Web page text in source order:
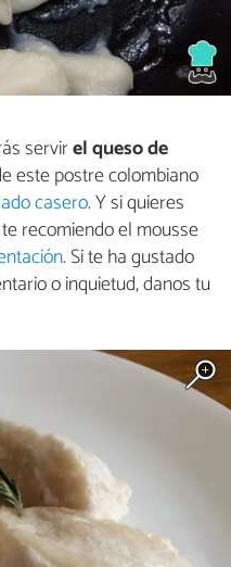
servirel queso de
este postre colombiano
casero. Y si quieres
recomiendo el mousse
. Si te ha gustado
o inquietud, danos tu